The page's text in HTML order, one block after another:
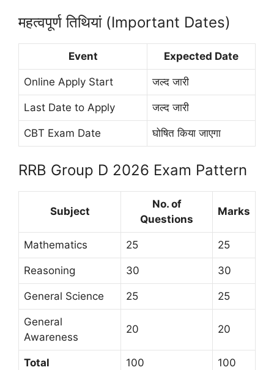
महत्वपूर्ण तिथियां (Important Dates)
Event Expected Date
Online Apply Start जल्द जारी
Last Date to Apply जल्द जारी
CBT Exam Date घोषित किया जाएगा
RRB Group D 2026 Exam Pattern
Subject
No. of
Questions
Marks
Mathematics 25 25
Reasoning 30 30
General Science 25 25
General
Awareness
20 20
Total 100 100